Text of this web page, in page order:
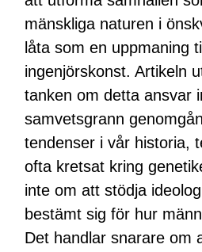
mänskliga naturen i
låta som en uppmaning
ingenjörskonst. Artikeln
tanken om detta ansvar
samvetsgrann
tendenser i vår historia,
ofta kretsat kring
inte om att stödja
bestämt sig för hur
Det handlar snarare om